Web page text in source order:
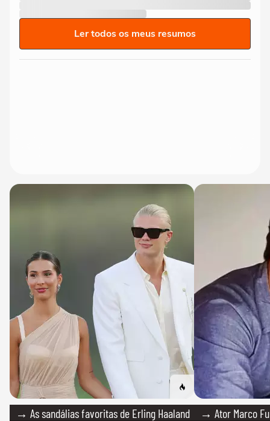
Ler todos os meus resumos
→ As sandálias favoritas de Erling Haaland
→ Ator Marco